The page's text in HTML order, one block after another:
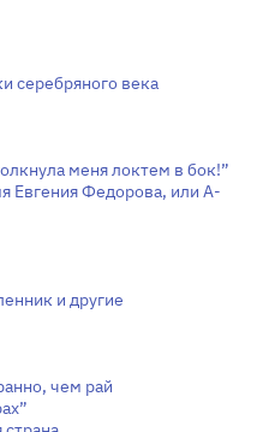
серебряного века
меня локтем в бок!”
Евгения Федорова, или А-
и другие
чем рай